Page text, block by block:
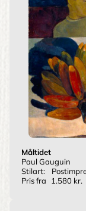
Måltidet
Paul Gauguin
Stilart:
Pris fra
1.580 kr.